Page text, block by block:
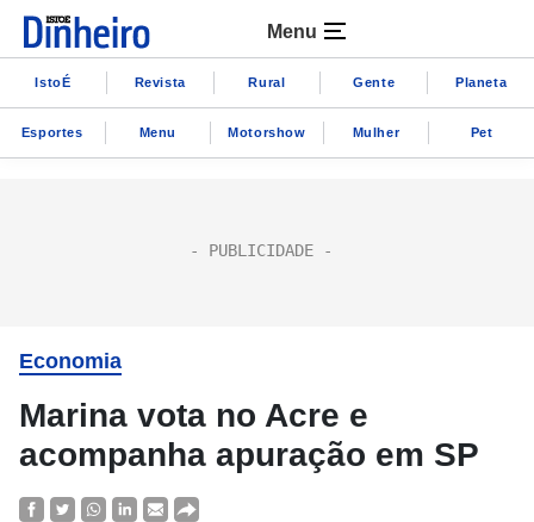
Menu
IstoÉ Revista Rural Gente Planeta
Esportes Menu Motorshow Mulher Pet
Economia
Marina vota no Acre e
acompanha apuração em SP